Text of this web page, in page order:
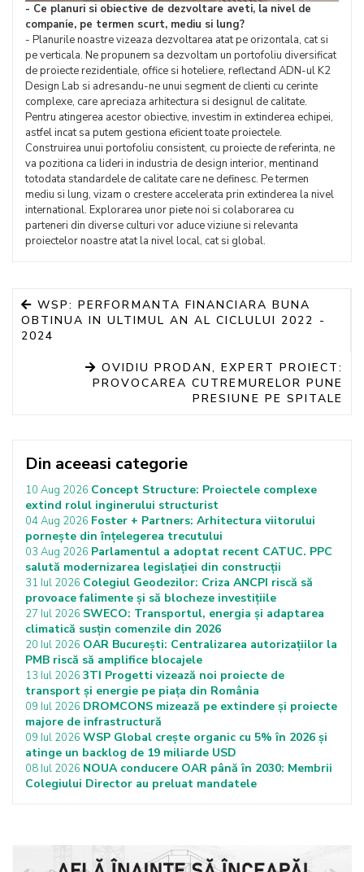
- Ce planuri si obiective de dezvoltare aveti, la nivel de
companie, pe termen scurt, mediu si lung?
- Planurile noastre vizeaza dezvoltarea atat pe orizontala, cat si
pe verticala. Ne propunem sa dezvoltam un portofoliu diversificat
de proiecte rezidentiale, office si hoteliere, reflectand ADN-ul K2
Design Lab si adresandu-ne unui segment de clienti cu cerinte
complexe, care apreciaza arhitectura si designul de calitate.
Pentru atingerea acestor obiective, investim in extinderea echipei,
astfel incat sa putem gestiona eficient toate proiectele.
Construirea unui portofoliu consistent, cu proiecte de referinta, ne
va pozitiona ca lideri in industria de design interior, mentinand
totodata standardele de calitate care ne definesc. Pe termen
mediu si lung, vizam o crestere accelerata prin extinderea la nivel
international. Explorarea unor piete noi si colaborarea cu
parteneri din diverse culturi vor aduce viziune si relevanta
proiectelor noastre atat la nivel local, cat si global.
WSP: PERFORMANTA FINANCIARA BUNA
OBTINUA IN ULTIMUL AN AL CICLULUI 2022 -
2024
OVIDIU PRODAN, EXPERT PROIECT:
PROVOCAREA CUTREMURELOR PUNE
PRESIUNE PE SPITALE
Din aceeasi categorie
10 Aug 2026 Concept Structure: Proiectele complexe
extind rolul inginerului structurist
04 Aug 2026 Foster + Partners: Arhitectura viitorului
pornește din înțelegerea trecutului
03 Aug 2026 Parlamentul a adoptat recent CATUC. PPC
salută modernizarea legislației din construcții
31 Iul 2026 Colegiul Geodezilor: Criza ANCPI riscă să
provoace falimente și să blocheze investițiile
27 Iul 2026 SWECO: Transportul, energia și adaptarea
climatică susțin comenzile din 2026
20 Iul 2026 OAR București: Centralizarea autorizațiilor la
PMB riscă să amplifice blocajele
13 Iul 2026 3TI Progetti vizează noi proiecte de
transport și energie pe piața din România
09 Iul 2026 DROMCONS mizează pe extindere și proiecte
majore de infrastructură
09 Iul 2026 WSP Global crește organic cu 5% în 2026 și
atinge un backlog de 19 miliarde USD
08 Iul 2026 NOUA conducere OAR până în 2030: Membrii
Colegiului Director au preluat mandatele